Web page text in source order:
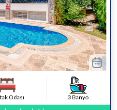
Odası
3 Banyo